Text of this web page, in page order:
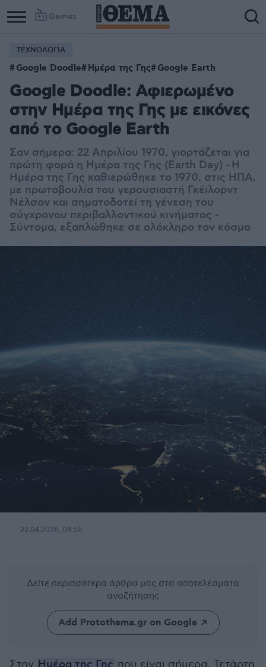
Games
ΤΕΧΝΟΛΟΓΙΑ
Google Doodle Ημέρα της Γης Google Earth
Google Doodle: Αφιερωμένο
στην Ημέρα της Γης με εικόνες
από το Google Earth
Σαν σήμερα: 22 Απριλίου 1970, γιορτάζεται για
πρώτη φορά η Ημέρα της Γης (Earth Day) - Η
Ημέρα της Γης καθιερώθηκε το 1970, στις ΗΠΑ,
με πρωτοβουλία του γερουσιαστή Γκέιλορντ
Νέλσον και σηματοδοτεί τη γένεση του
σύγχρονου περιβαλλοντικού κινήματος -
Σύντομα, εξαπλώθηκε σε ολόκληρο τον κόσμο
22.04.2026, 08:58
Δείτε περισσότερα άρθρα μας στα αποτελέσματα
αναζήτησης
Add Protothema.gr on Google
Στην
που είναι σήμερα, Τετάρτη